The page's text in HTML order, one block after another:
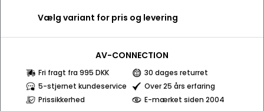
Vælg variant for pris og levering
AV-CONNECTION
Fri fragt fra 995 DKK
30 dages returret
5-stjernet kundeservice
Over 25 års erfaring
Prissikkerhed
E-mærket siden 2004